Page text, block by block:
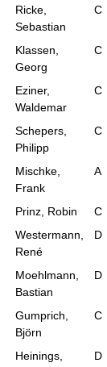
Ricke,
Sebastian
C
Klassen,
Georg
C
Eziner,
Waldemar
C
Schepers,
Philipp
C
Mischke,
Frank
A
Prinz, Robin C
Westermann,
René
D
Moehlmann,
Bastian
D
Gumprich,
Björn
C
Heinings,
D